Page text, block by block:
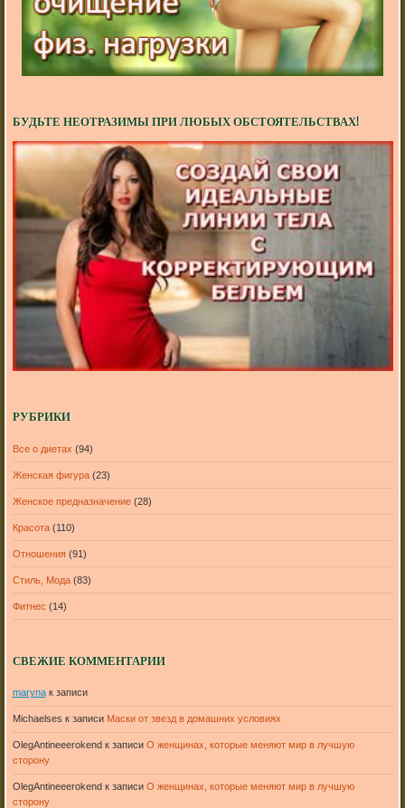
БУДЬТЕ НЕОТРАЗИМЫ ПРИ ЛЮБЫХ ОБСТОЯТЕЛЬСТВАХ!
РУБРИКИ
Все о диетах (94)
Женская фигура(23)
Женское предназначение(28)
Красота(110)
Отношения(91)
Стиль, Мода(83)
Фитнес (14)
СВЕЖИЕ КОММЕНТАРИИ
marynaк записи
Michaelses к записи Маски от звезд в домашних условиях
OlegAntineeerokend к записи О женщинах, которые меняют мир в лучшую
сторону
OlegAntineeerokend к записи О женщинах, которые меняют мир в лучшую
сторону